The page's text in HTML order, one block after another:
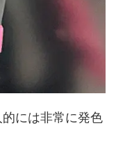
には非常に発色